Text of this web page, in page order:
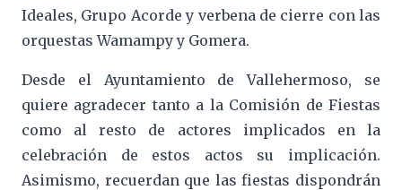
Ideales, Grupo Acorde y verbena de cierre con las
orquestas Wamampy y Gomera.
Desde el Ayuntamiento de Vallehermoso, se
quiere agradecer tanto a la Comisión de Fiestas
como al resto de actores implicados en la
celebración de estos actos su implicación.
Asimismo, recuerdan que las fiestas dispondrán